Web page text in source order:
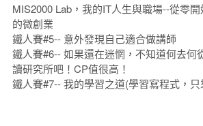
MIS2000 Lab，我的IT人生與職場--從零
的微創業
鐵人賽#5-- 意外發現自己適合做講師
鐵人賽#6-- 如果還在迷惘，不知道何去何
讀研究所吧！CP值很高！
鐵人賽#7-- 我的學習之道(學習寫程式，